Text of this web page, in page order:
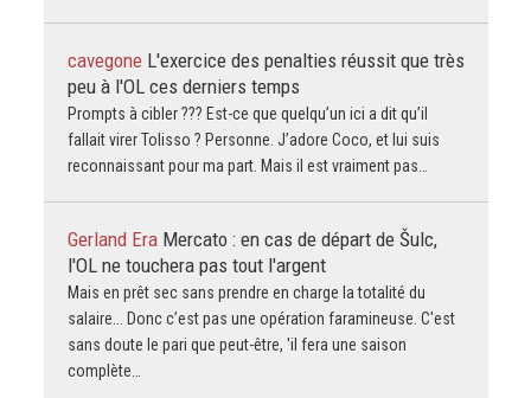
cavegone L'exercice des penalties réussit que très
peu à l'OL ces derniers temps
Prompts à cibler ??? Est-ce que quelqu’un ici a dit qu’il
fallait virer Tolisso ? Personne. J’adore Coco, et lui suis
reconnaissant pour ma part. Mais il est vraiment pas…
Gerland Era Mercato : en cas de départ de Šulc,
l'OL ne touchera pas tout l'argent
Mais en prêt sec sans prendre en charge la totalité du
salaire... Donc c’est pas une opération faramineuse. C'est
sans doute le pari que peut-être, 'il fera une saison
complète…